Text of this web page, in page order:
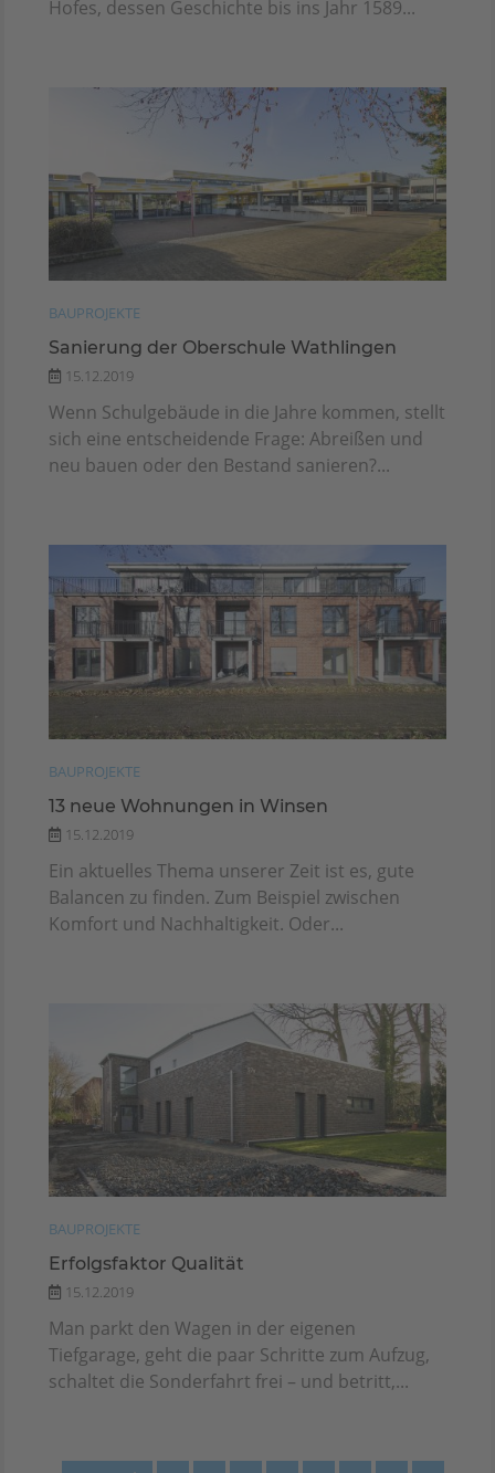
Hofes, dessen Geschichte bis ins Jahr 1589...
BAUPROJEKTE
Sanierung der Oberschule Wathlingen
15.12.2019
Wenn Schulgebäude in die Jahre kommen, stellt
sich eine entscheidende Frage: Abreißen und
neu bauen oder den Bestand sanieren?...
BAUPROJEKTE
13 neue Wohnungen in Winsen
15.12.2019
Ein aktuelles Thema unserer Zeit ist es, gute
Balancen zu finden. Zum Beispiel zwischen
Komfort und Nachhaltigkeit. Oder...
BAUPROJEKTE
Erfolgsfaktor Qualität
15.12.2019
Man parkt den Wagen in der eigenen
Tiefgarage, geht die paar Schritte zum Aufzug,
schaltet die Sonderfahrt frei – und betritt,...